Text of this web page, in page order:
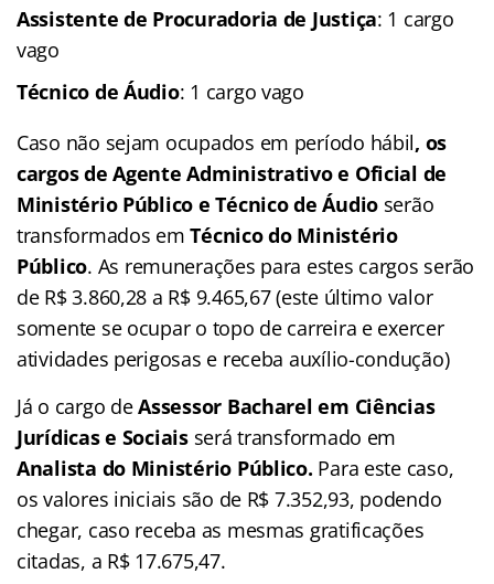
Assistente de Procuradoria de Justiça: 1 cargo
vago
Técnico de Áudio: 1 cargo vago
Caso não sejam ocupados em período hábil, os
cargos de Agente Administrativo e Oficial de
Ministério Público e Técnico de Áudio serão
transformados emTécnico do Ministério
Público. As remunerações para estes cargos serão
de R$ 3.860,28 a R$ 9.465,67 (este último valor
somente se ocupar o topo de carreira e exercer
atividades perigosas e receba auxílio-condução)
Já o cargo deAssessor Bacharel em Ciências
Jurídicas e Sociais será transformado em
Analista do Ministério Público. Para este caso,
os valores iniciais são de R$ 7.352,93, podendo
chegar, caso receba as mesmas gratificações
citadas, a R$ 17.675,47.